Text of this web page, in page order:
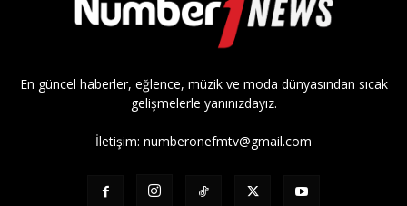
En güncel haberler, eğlence, müzik ve moda dünyasından sıcak
gelişmelerle yanınızdayız.
İletişim: numberonefmtv@gmail.com